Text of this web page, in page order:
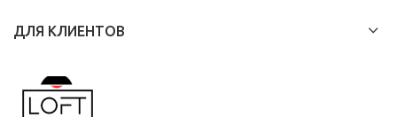
ДЛЯ КЛИЕНТОВ